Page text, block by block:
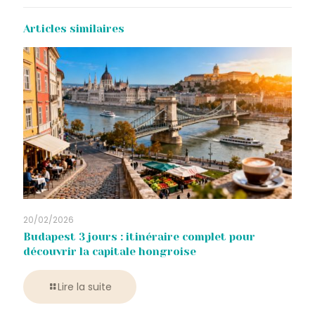
Articles similaires
20/02/2026
Budapest 3 jours : itinéraire complet pour
découvrir la capitale hongroise
Lire la suite